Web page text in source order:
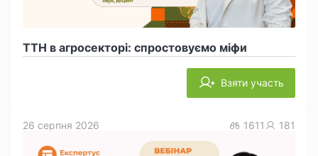
ТТН в агросекторі: спростовуємо міфи
Взяти участь
26 серпня 2026 1611 181